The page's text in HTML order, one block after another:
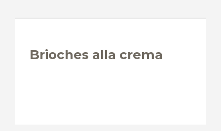
Brioches alla crema